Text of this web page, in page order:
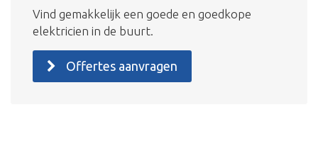
Vind gemakkelijk een goede en goedkope
elektricien in de buurt.
Offertes aanvragen